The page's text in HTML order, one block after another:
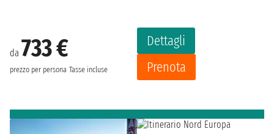
da 733 €
prezzo per persona Tasse incluse
Dettagli
Prenota